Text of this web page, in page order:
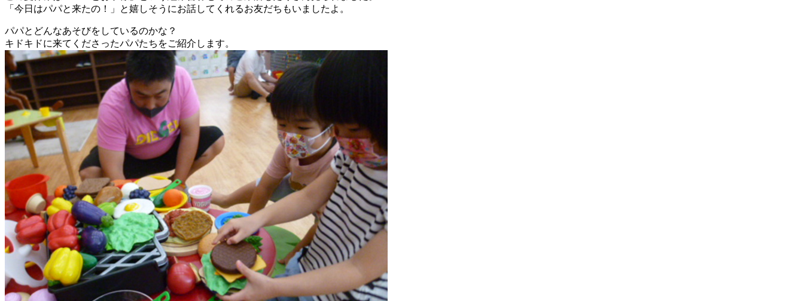
「今日はパパと来たの！」と嬉しそうにお話してくれるお友だちもいましたよ。
パパとどんなあそびをしているのかな？
キドキドに来てくださったパパたちをご紹介します。